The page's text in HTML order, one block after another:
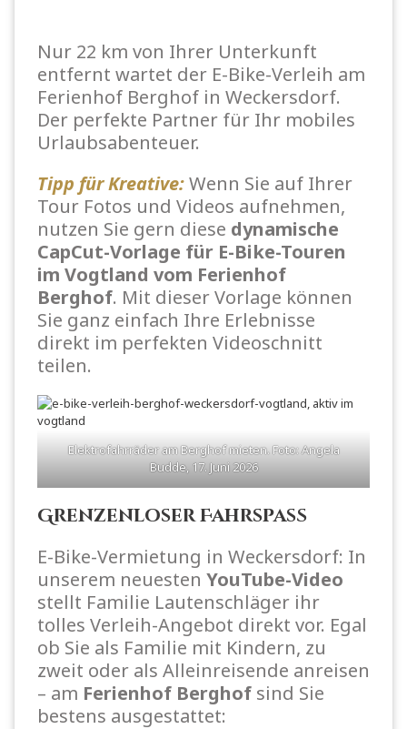
Nur 22 km von Ihrer Unterkunft
entfernt wartet der E-Bike-Verleih am
Ferienhof Berghof in Weckersdorf.
Der perfekte Partner für Ihr mobiles
Urlaubsabenteuer.
Tipp für Kreative:Wenn Sie auf Ihrer
Tour Fotos und Videos aufnehmen,
nutzen Sie gern diese dynamische
CapCut-Vorlage für E-Bike-Touren
im Vogtland vom Ferienhof
Berghof. Mit dieser Vorlage können
Sie ganz einfach Ihre Erlebnisse
direkt im perfekten Videoschnitt
teilen.
Elektrofahrräder am Berghof mieten. Foto: Angela
Budde, 17. Juni 2026
Grenzenloser Fahrspaß
E-Bike-Vermietung in Weckersdorf: In
unserem neuesten YouTube-Video
stellt Familie Lautenschläger ihr
tolles Verleih-Angebot direkt vor. Egal
ob Sie als Familie mit Kindern, zu
zweit oder als Alleinreisende anreisen
– am Ferienhof Berghof sind Sie
bestens ausgestattet: